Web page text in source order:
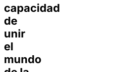
capacidad
de
unir
el
mundo